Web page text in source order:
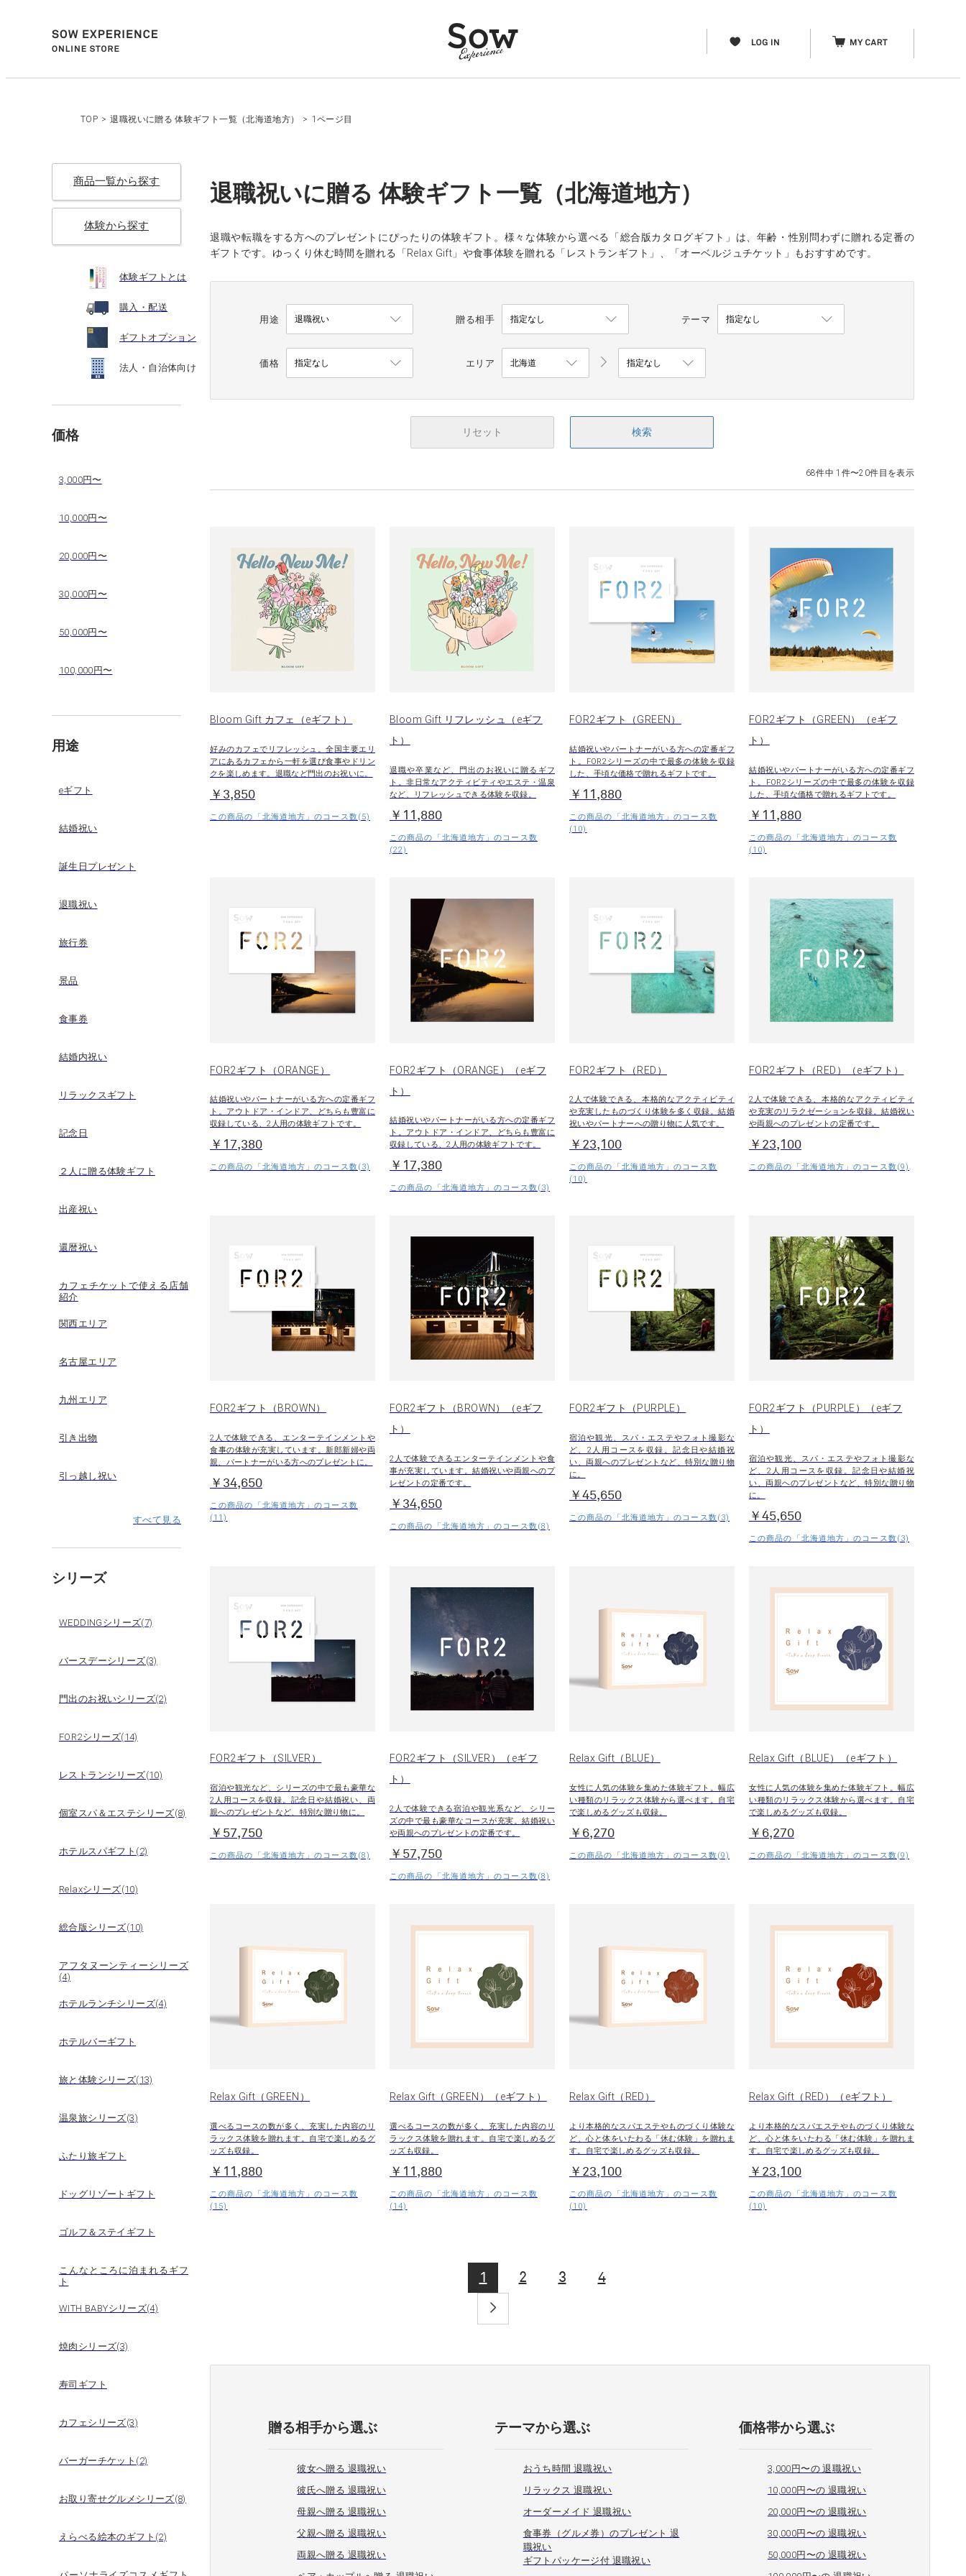
TOP > 退職祝いに贈る 体験ギフト一覧（北海道地方） > 1ページ目
商品一覧から探す
体験から探す
体験ギフトとは
購入・配送
ギフトオプション
法人・自治体向け
価格
3,000円〜
10,000円〜
20,000円〜
30,000円〜
50,000円〜
100,000円〜
用途
eギフト
結婚祝い
誕生日プレゼント
退職祝い
旅行券
景品
食事券
結婚内祝い
リラックスギフト
記念日
２人に贈る体験ギフト
出産祝い
還暦祝い
カフェチケットで使える店舗
紹介
関西エリア
名古屋エリア
九州エリア
引き出物
引っ越し祝い
すべて見る
シリーズ
WEDDINGシリーズ(7)
バースデーシリーズ(3)
門出のお祝いシリーズ(2)
FOR2シリーズ(14)
レストランシリーズ(10)
個室スパ＆エステシリーズ(8)
ホテルスパギフト(2)
Relaxシリーズ(10)
総合版シリーズ(10)
アフタヌーンティーシリーズ
(4)
ホテルランチシリーズ(4)
ホテルバーギフト
旅と体験シリーズ(13)
温泉旅シリーズ(3)
ふたり旅ギフト
ドッグリゾートギフト
ゴルフ＆ステイギフト
こんなところに泊まれるギフ
ト
WITH BABYシリーズ(4)
焼肉シリーズ(3)
寿司ギフト
カフェシリーズ(3)
バーガーチケット(2)
お取り寄せグルメシリーズ(8)
えらべる絵本のギフト(2)
退職祝いに贈る 体験ギフト一覧（北海道地方）
退職や転職をする方へのプレゼントにぴったりの体験ギフト。様々な体験から選べる「総合版カタログギフト」は、年齢・性別問わずに贈れる定番の
ギフトです。ゆっくり休む時間を贈れる「Relax Gift」や食事体験を贈れる「レストランギフト」、「オーベルジュチケット」もおすすめです。
用途 贈る相手 テーマ
価格 エリア
リセット 検索
68件中 1件〜20件目を表示
Bloom Gift カフェ（eギフト）
好みのカフェでリフレッシュ。全国主要エリ
アにあるカフェから一軒を選び食事やドリン
クを楽しめます。退職など門出のお祝いに。
￥3,850
この商品の「北海道地方」のコース数(5)
Bloom Gift リフレッシュ（eギフ
ト）
退職や卒業など、門出のお祝いに贈るギフ
ト。非日常なアクティビティやエステ・温泉
など、リフレッシュできる体験を収録。
￥11,880
この商品の「北海道地方」のコース数
(22)
FOR2ギフト（GREEN）
結婚祝いやパートナーがいる方への定番ギフ
ト。FOR2シリーズの中で最多の体験を収録
した、手頃な価格で贈れるギフトです。
￥11,880
この商品の「北海道地方」のコース数
(10)
FOR2ギフト（GREEN）（eギフ
ト）
結婚祝いやパートナーがいる方への定番ギフ
ト。FOR2シリーズの中で最多の体験を収録
した、手頃な価格で贈れるギフトです。
￥11,880
この商品の「北海道地方」のコース数
(10)
FOR2ギフト（ORANGE）
結婚祝いやパートナーがいる方への定番ギフ
ト。アウトドア・インドア、どちらも豊富に
収録している、2人用の体験ギフトです。
￥17,380
この商品の「北海道地方」のコース数(3)
FOR2ギフト（ORANGE）（eギフ
ト）
結婚祝いやパートナーがいる方への定番ギフ
ト。アウトドア・インドア、どちらも豊富に
収録している、2人用の体験ギフトです。
￥17,380
この商品の「北海道地方」のコース数(3)
FOR2ギフト（RED）
2人で体験できる、本格的なアクティビティ
や充実したものづくり体験を多く収録。結婚
祝いやパートナーへの贈り物に人気です。
￥23,100
この商品の「北海道地方」のコース数
(10)
FOR2ギフト（RED）（eギフト）
2人で体験できる、本格的なアクティビティ
や充実のリラクゼーションを収録。結婚祝い
や両親へのプレゼントの定番です。
￥23,100
この商品の「北海道地方」のコース数(9)
FOR2ギフト（BROWN）
2人で体験できる、エンターテインメントや
食事の体験が充実しています。新郎新婦や両
親、パートナーがいる方へのプレゼントに。
￥34,650
この商品の「北海道地方」のコース数
(11)
FOR2ギフト（BROWN）（eギフ
ト）
2人で体験できるエンターテインメントや食
事が充実しています。結婚祝いや両親へのプ
レゼントの定番です。
￥34,650
この商品の「北海道地方」のコース数(8)
FOR2ギフト（PURPLE）
宿泊や観光、スパ・エステやフォト撮影な
ど、2人用コースを収録。記念日や結婚祝
い、両親へのプレゼントなど、特別な贈り物
に。
￥45,650
この商品の「北海道地方」のコース数(3)
FOR2ギフト（PURPLE）（eギフ
ト）
宿泊や観光、スパ・エステやフォト撮影な
ど、2人用コースを収録。記念日や結婚祝
い、両親へのプレゼントなど、特別な贈り物
に。
￥45,650
この商品の「北海道地方」のコース数(3)
FOR2ギフト（SILVER）
宿泊や観光など、シリーズの中で最も豪華な
2人用コースを収録。記念日や結婚祝い、両
親へのプレゼントなど、特別な贈り物に。
￥57,750
この商品の「北海道地方」のコース数(8)
FOR2ギフト（SILVER）（eギフ
ト）
2人で体験できる宿泊や観光系など、シリー
ズの中で最も豪華なコースが充実。結婚祝い
や両親へのプレゼントの定番です。
￥57,750
この商品の「北海道地方」のコース数(8)
Relax Gift（BLUE）
女性に人気の体験を集めた体験ギフト。幅広
い種類のリラックス体験から選べます。自宅
で楽しめるグッズも収録。
￥6,270
この商品の「北海道地方」のコース数(9)
Relax Gift（BLUE）（eギフト）
女性に人気の体験を集めた体験ギフト。幅広
い種類のリラックス体験から選べます。自宅
で楽しめるグッズも収録。
￥6,270
この商品の「北海道地方」のコース数(9)
Relax Gift（GREEN）
選べるコースの数が多く、充実した内容のリ
ラックス体験を贈れます。自宅で楽しめるグ
ッズも収録。
￥11,880
この商品の「北海道地方」のコース数
(15)
Relax Gift（GREEN）（eギフト）
選べるコースの数が多く、充実した内容のリ
ラックス体験を贈れます。自宅で楽しめるグ
ッズも収録。
￥11,880
この商品の「北海道地方」のコース数
(14)
Relax Gift（RED）
より本格的なスパエステやものづくり体験な
ど、心と体をいたわる「休む体験」を贈れま
す。自宅で楽しめるグッズも収録。
￥23,100
この商品の「北海道地方」のコース数
(10)
Relax Gift（RED）（eギフト）
より本格的なスパエステやものづくり体験な
ど、心と体をいたわる「休む体験」を贈れま
す。自宅で楽しめるグッズも収録。
￥23,100
この商品の「北海道地方」のコース数
(10)
1 2 3 4
贈る相手から選ぶ
彼女へ贈る 退職祝い
彼氏へ贈る 退職祝い
母親へ贈る 退職祝い
父親へ贈る 退職祝い
両親へ贈る 退職祝い
テーマから選ぶ
おうち時間 退職祝い
リラックス 退職祝い
オーダーメイド 退職祝い
食事券（グルメ券）のプレゼント 退
職祝い
ギフトパッケージ付 退職祝い
価格帯から選ぶ
3,000円〜の 退職祝い
10,000円〜の 退職祝い
20,000円〜の 退職祝い
30,000円〜の 退職祝い
50,000円〜の 退職祝い